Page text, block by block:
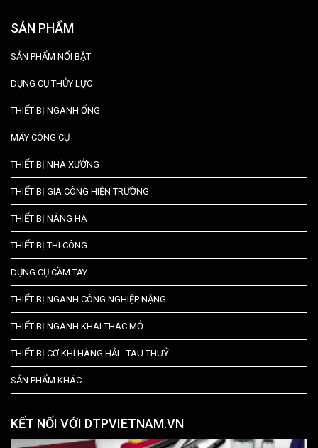
SẢN PHẨM
SẢN PHẨM NỔI BẬT
DỤNG CỤ THỦY LỰC
THIẾT BỊ NGÀNH ỐNG
MÁY CÔNG CỤ
THIẾT BỊ NHÀ XƯỞNG
THIẾT BỊ GIA CÔNG HIỆN TRƯỜNG
THIẾT BỊ NÂNG HẠ
THIẾT BỊ THI CÔNG
DỤNG CỤ CẦM TAY
THIẾT BỊ NGÀNH CÔNG NGHIỆP NẶNG
THIẾT BỊ NGÀNH KHAI THÁC MỎ
THIẾT BỊ CƠ KHÍ HÀNG HẢI - TÀU THUỶ
SẢN PHẨM KHÁC
KẾT NỐI VỚI DTPVIETNAM.VN